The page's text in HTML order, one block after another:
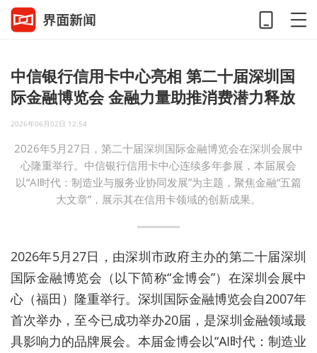
中信银行信用卡中心亮相 第二十届深圳国
际金融博览会 金融力量助推消费潜力释放
2026年06月02日 12:54
2026年5月27日，第二十届深圳国际金融博览会在深圳会展中
心隆重举行。中信银行信用卡中心连续多年参展，本届展会
以“AI时代：制造业与服务业协同发展”为主题，聚焦金融“五篇
大文章”，展示其在信用卡领域的创新成果。
2026年5月27日，由深圳市政府主办的第二十届深圳
国际金融博览会（以下简称“金博会”）在深圳会展中
心（福田）隆重举行。深圳国际金融博览会自2007年
首次举办，至今已成功举办20届，是深圳金融领域最
具影响力的品牌展会。本届金博会以“AI时代：制造业